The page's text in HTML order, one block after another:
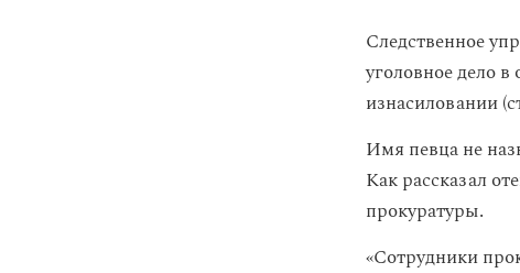
Следственное
уголовное дело
изнасиловании
Имя певца не
Как рассказал
прокуратуры.
«Сотрудники